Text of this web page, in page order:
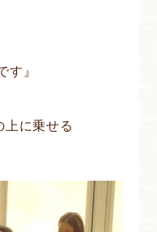
す』
上に乗せる